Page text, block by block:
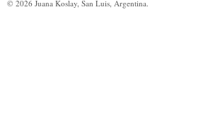
© 2026 Juana Koslay, San Luis, Argentina.